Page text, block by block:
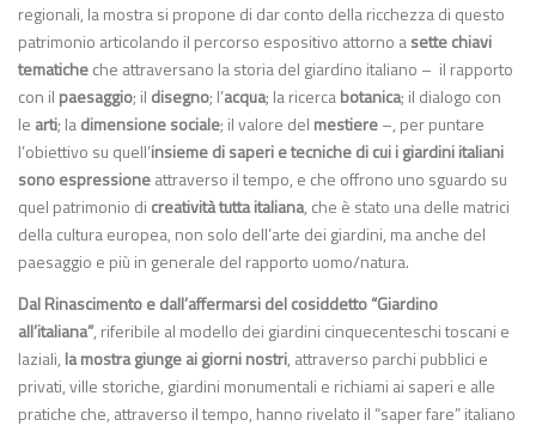
regionali, la mostra si propone di dar conto della ricchezza di questo
patrimonio articolando il percorso espositivo attorno asette chiavi
tematicheche attraversano la storia del giardino italiano – il rapporto
con il paesaggio; il disegno; l’acqua; la ricercabotanica; il dialogo con
le arti; ladimensione sociale; il valore del mestiere–, per puntare
l’obiettivo su quell’insiemedi saperi e tecniche di cui i giardini italiani
sono espressioneattraverso il tempo, e che offrono uno sguardo su
quel patrimonio di creatività tutta italiana, che è stato una delle matrici
della cultura europea, non solo dell’arte dei giardini, ma anche del
paesaggio e più in generale del rapporto uomo/natura.
Dal Rinascimento e dall’affermarsi del cosiddetto “Giardino
all’italiana”, riferibile al modello dei giardini cinquecenteschi toscani e
laziali, la mostra giunge ai giorni nostri, attraverso parchi pubblici e
privati, ville storiche, giardini monumentali e richiami ai saperi e alle
pratiche che, attraverso il tempo, hanno rivelato il “saper fare” italiano